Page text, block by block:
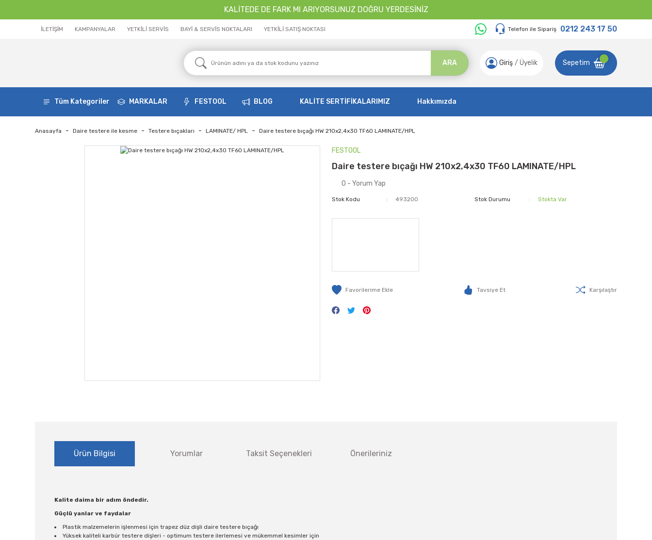
KALİTEDE DE FARK MI ARIYORSUNUZ DOĞRU YERDESİNİZ
İLETİŞİM KAMPANYALAR YETKİLİ SERVİS BAYİ & SERVİS NOKTALARI YETKİLİ SATIŞ NOKTASI Telefon ile Sipariş 0212 243 17 50
ARA Giriş / Üyelik Sepetim
Tüm Kategoriler MARKALAR FESTOOL BLOG KALİTE SERTİFİKALARIMIZ Hakkımızda
Anasayfa Daire testere ile kesme Testere bıçakları LAMINATE/ HPL Daire testere bıçağı HW 210x2,4x30 TF60 LAMINATE/HPL
FESTOOL
Daire testere bıçağı HW 210x2,4x30 TF60 LAMINATE/HPL
0 - Yorum Yap
Stok Kodu 493200 Stok Durumu Stokta Var
Tavsiye Et Karşılaştır
Ürün Bilgisi Yorumlar Taksit Seçenekleri Önerileriniz
Kalite daima bir adım öndedir.
Güçlü yanlar ve faydalar
Plastik malzemelerin işlenmesi için trapez düz dişli daire testere bıçağı
Yüksek kaliteli karbür testere dişleri - optimum testere ilerlemesi ve mükemmel kesimler için